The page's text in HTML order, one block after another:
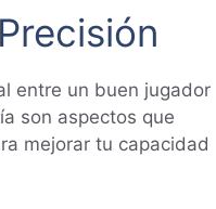
entre un buen jugador
son aspectos que
mejorar tu capacidad